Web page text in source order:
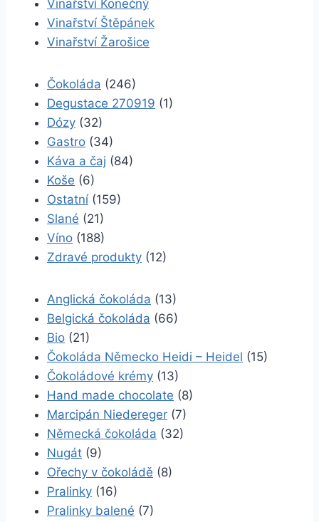
Vinařství Konečný
Vinařství Štěpánek
Vinařství Žarošice
Čokoláda (246)
Degustace 270919 (1)
Dózy (32)
Gastro (34)
Káva a čaj (84)
Koše (6)
Ostatní (159)
Slané (21)
Víno (188)
Zdravé produkty (12)
Anglická čokoláda (13)
Belgická čokoláda (66)
Bio (21)
Čokoláda Německo Heidi – Heidel (15)
Čokoládové krémy (13)
Hand made chocolate (8)
Marcipán Niedereger (7)
Německá čokoláda (32)
Nugát (9)
Ořechy v čokoládě (8)
Pralinky (16)
Pralinky balené (7)